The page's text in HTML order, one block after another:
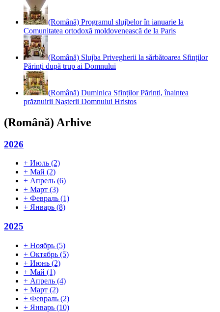
(Română) Programul slujbelor în ianuarie la
Comunitatea ortodoxă moldovenească de la Paris
(Română) Slujba Privegherii la sărbătoarea Sfinților
Părinți după trup ai Domnului
(Română) Duminica Sfinților Părinți, înaintea
prăznuirii Nașterii Domnului Hristos
(Română) Arhive
2026
+ Июль (2)
+ Май (2)
+ Апрель (6)
+ Март (3)
+ Февраль (1)
+ Январь (8)
2025
+ Ноябрь (5)
+ Октябрь (5)
+ Июнь (2)
+ Май (1)
+ Апрель (4)
+ Март (2)
+ Февраль (2)
+ Январь (10)